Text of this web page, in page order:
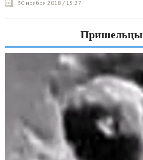
30 ноября 2018 / 15:27
Пришельцы